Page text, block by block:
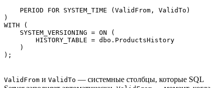
    PERIOD FOR SYSTEM_TIME (ValidFrom, ValidTo)
)
WITH (
    SYSTEM_VERSIONING = ON (
        HISTORY_TABLE = dbo.ProductsHistory
    )
);
ValidFrom и ValidTo — системные столбцы, которые SQL